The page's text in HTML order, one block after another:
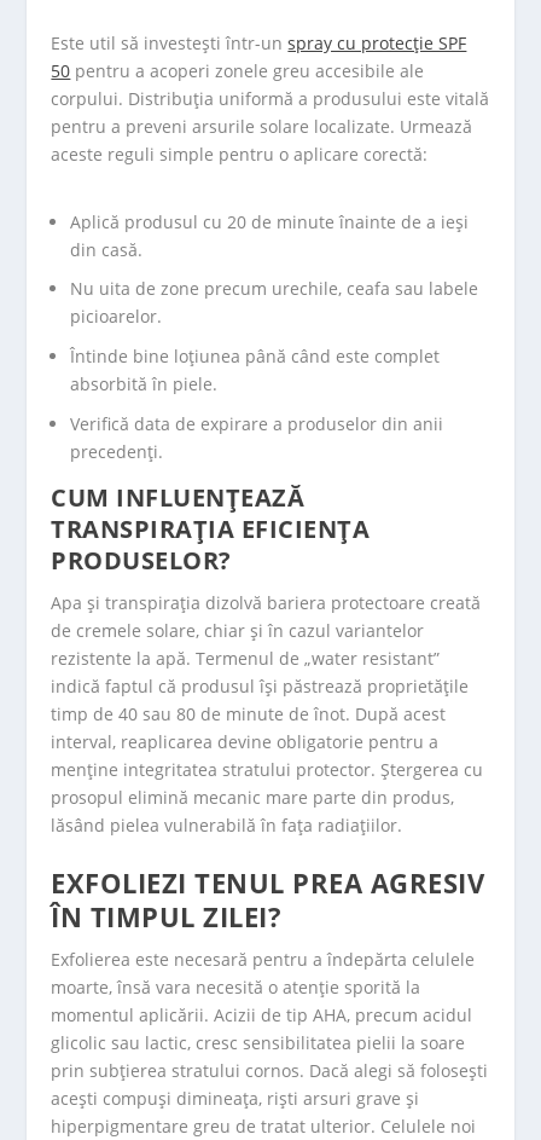
Este util să investești într-unspray cu protecție SPF
50 pentru a acoperi zonele greu accesibile ale
corpului. Distribuția uniformă a produsului este vitală
pentru a preveni arsurile solare localizate. Urmează
aceste reguli simple pentru o aplicare corectă:
Aplică produsul cu 20 de minute înainte de a ieși
din casă.
Nu uita de zone precum urechile, ceafa sau labele
picioarelor.
Întinde bine loțiunea până când este complet
absorbită în piele.
Verifică data de expirare a produselor din anii
precedenți.
CUM INFLUENȚEAZĂ
TRANSPIRAȚIA EFICIENȚA
PRODUSELOR?
Apa și transpirația dizolvă bariera protectoare creată
de cremele solare, chiar și în cazul variantelor
rezistente la apă. Termenul de „water resistant”
indică faptul că produsul își păstrează proprietățile
timp de 40 sau 80 de minute de înot. După acest
interval, reaplicarea devine obligatorie pentru a
menține integritatea stratului protector. Ștergerea cu
prosopul elimină mecanic mare parte din produs,
lăsând pielea vulnerabilă în fața radiațiilor.
EXFOLIEZI TENUL PREA AGRESIV
ÎN TIMPUL ZILEI?
Exfolierea este necesară pentru a îndepărta celulele
moarte, însă vara necesită o atenție sporită la
momentul aplicării. Acizii de tip AHA, precum acidul
glicolic sau lactic, cresc sensibilitatea pielii la soare
prin subțierea stratului cornos. Dacă alegi să folosești
acești compuși dimineața, riști arsuri grave și
hiperpigmentare greu de tratat ulterior. Celulele noi